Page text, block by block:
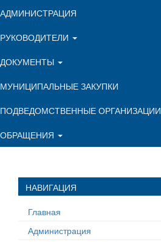
АДМИНИСТРАЦИЯ
РУКОВОДИТЕЛИ
ДОКУМЕНТЫ
МУНИЦИПАЛЬНЫЕ ЗАКУПКИ
ПОДВЕДОМСТВЕННЫЕ ОРГАНИЗАЦИИ
ОБРАЩЕНИЯ
НАВИГАЦИЯ
Главная
Администрация